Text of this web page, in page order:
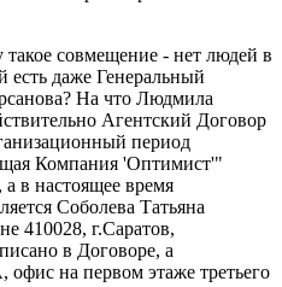
совмещение - нет людей в
есть даже Генеральный
На что Людмила
Агентский Договор
период
Компания 'Оптимист'"
в настоящее время
Соболева Татьяна
410028, г.Саратов,
в Договоре, а
на первом этаже третьего